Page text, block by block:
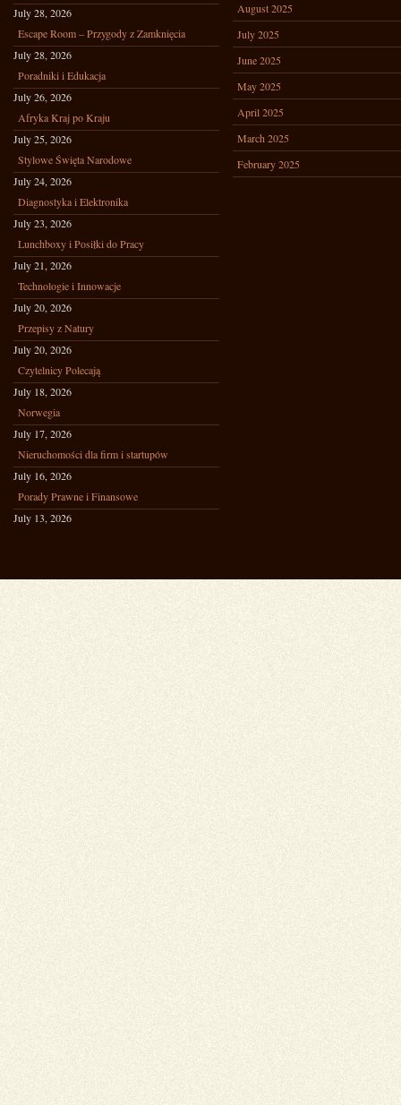
July 28, 2026
Escape Room – Przygody z Zamknięcia
July 28, 2026
Poradniki i Edukacja
July 26, 2026
Afryka Kraj po Kraju
July 25, 2026
Stylowe Święta Narodowe
July 24, 2026
Diagnostyka i Elektronika
July 23, 2026
Lunchboxy i Posiłki do Pracy
July 21, 2026
Technologie i Innowacje
July 20, 2026
Przepisy z Natury
July 20, 2026
Czytelnicy Polecają
July 18, 2026
Norwegia
July 17, 2026
Nieruchomości dla firm i startupów
July 16, 2026
Porady Prawne i Finansowe
July 13, 2026
August 2025
July 2025
June 2025
May 2025
April 2025
March 2025
February 2025